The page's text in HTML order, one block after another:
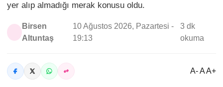
yer alıp almadığı merak konusu oldu.
Birsen
Altuntaş
10 Ağustos 2026, Pazartesi -
19:13
3 dk
okuma
A- A A+